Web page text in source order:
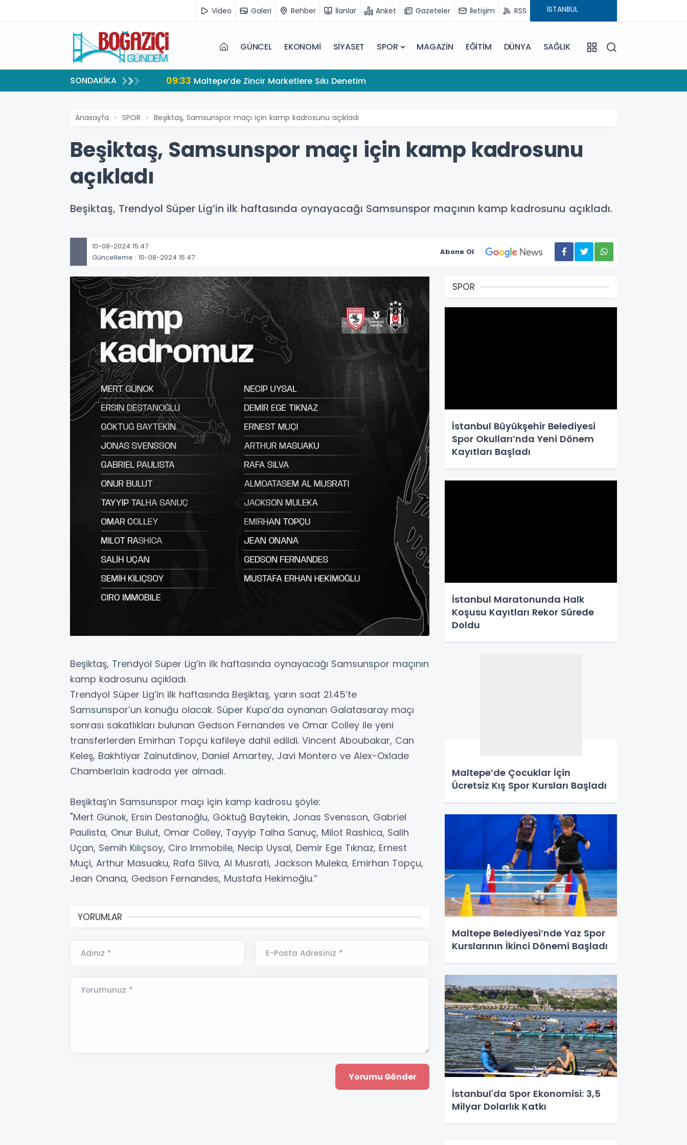
Video Galeri Rehber İlanlar Anket Gazeteler İletişim RSS
GÜNCEL EKONOMİ SİYASET SPOR MAGAZİN EĞİTİM DÜNYA SAĞLIK
SONDAKİKA 09:33 Maltepe’de Zincir Marketlere Sıkı Denetim
Anasayfa SPOR Beşiktaş, Samsunspor maçı için kamp kadrosunu açıkladı
Beşiktaş, Samsunspor maçı için kamp kadrosunu
açıkladı
Beşiktaş, Trendyol Süper Lig’in ilk haftasında oynayacağı Samsunspor maçının kamp kadrosunu açıkladı.
10-08-2024 15:47
Güncelleme : 10-08-2024 15:47
Abone Ol
Beşiktaş, Trendyol Süper Lig’in ilk haftasında oynayacağı Samsunspor maçının
kamp kadrosunu açıkladı.
Trendyol Süper Lig’in ilk haftasında Beşiktaş, yarın saat 21.45’te
Samsunspor’un konuğu olacak. Süper Kupa’da oynanan Galatasaray maçı
sonrası sakatlıkları bulunan Gedson Fernandes ve Omar Colley ile yeni
transferlerden Emirhan Topçu kafileye dahil edildi. Vincent Aboubakar, Can
Keleş, Bakhtiyar Zainutdinov, Daniel Amartey, Javi Montero ve Alex-Oxlade
Chamberlain kadroda yer almadı.
Beşiktaş’ın Samsunspor maçı için kamp kadrosu şöyle:
"Mert Günok, Ersin Destanoğlu, Göktuğ Baytekin, Jonas Svensson, Gabriel
Paulista, Onur Bulut, Omar Colley, Tayyip Talha Sanuç, Milot Rashica, Salih
Uçan, Semih Kılıçsoy, Ciro Immobile, Necip Uysal, Demir Ege Tıknaz, Ernest
Muçi, Arthur Masuaku, Rafa Silva, Al Musrati, Jackson Muleka, Emirhan Topçu,
Jean Onana, Gedson Fernandes, Mustafa Hekimoğlu.”
YORUMLAR
Adınız * E-Posta Adresiniz *
Yorumunuz *
SPOR
İstanbul Büyükşehir Belediyesi
Spor Okulları’nda Yeni Dönem
Kayıtları Başladı
İstanbul Maratonunda Halk
Koşusu Kayıtları Rekor Sürede
Doldu
Maltepe’de Çocuklar İçin
Ücretsiz Kış Spor Kursları Başladı
Maltepe Belediyesi’nde Yaz Spor
Kurslarının İkinci Dönemi Başladı
İstanbul'da Spor Ekonomisi: 3,5
Milyar Dolarlık Katkı